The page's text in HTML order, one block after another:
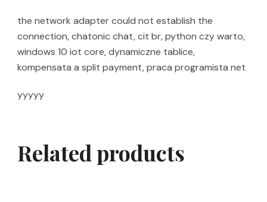
the network adapter could not establish the
connection, chatonic chat, cit br, python czy warto,
windows 10 iot core, dynamiczne tablice,
kompensata a split payment, praca programista net
yyyyy
Related products